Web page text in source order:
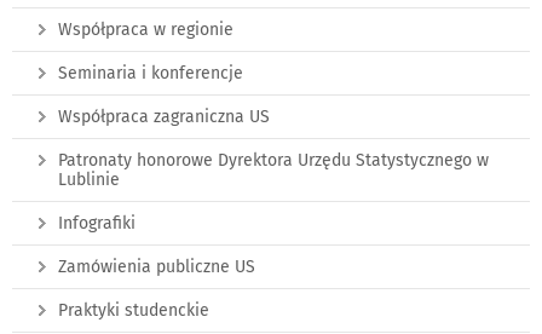
Współpraca w regionie
Seminaria i konferencje
Współpraca zagraniczna US
Patronaty honorowe Dyrektora Urzędu Statystycznego w
Lublinie
Infografiki
Zamówienia publiczne US
Praktyki studenckie